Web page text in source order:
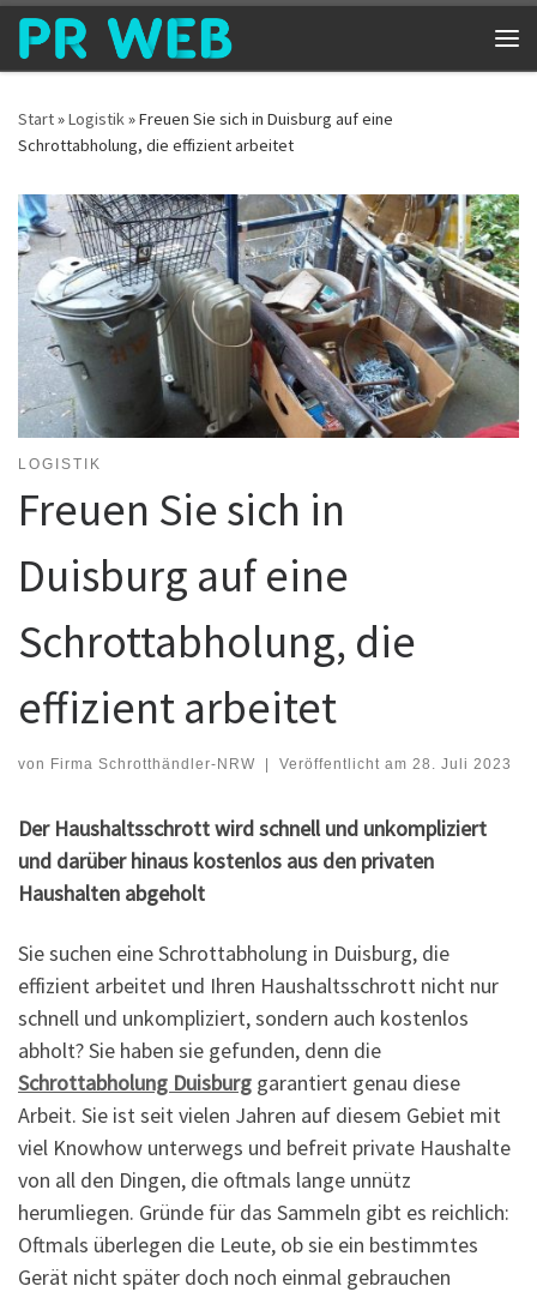
Zum Inhalt springen
Start»Logistik»Freuen Sie sich in Duisburg auf eine
Schrottabholung, die effizient arbeitet
LOGISTIK
Freuen Sie sich in
Duisburg auf eine
Schrottabholung, die
effizient arbeitet
von Firma Schrotthändler-NRW Veröffentlicht am 28. Juli 2023
Der Haushaltsschrott wird schnell und unkompliziert
und darüber hinaus kostenlos aus den privaten
Haushalten abgeholt
Sie suchen eine Schrottabholung in Duisburg, die
effizient arbeitet und Ihren Haushaltsschrott nicht nur
schnell und unkompliziert, sondern auch kostenlos
abholt? Sie haben sie gefunden, denn die
Schrottabholung Duisburg garantiert genau diese
Arbeit. Sie ist seit vielen Jahren auf diesem Gebiet mit
viel Knowhow unterwegs und befreit private Haushalte
von all den Dingen, die oftmals lange unnütz
herumliegen. Gründe für das Sammeln gibt es reichlich:
Oftmals überlegen die Leute, ob sie ein bestimmtes
Gerät nicht später doch noch einmal gebrauchen